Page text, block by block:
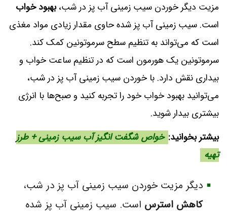
مزیت دیگر خوردن سیب زمینی آب پز در شب،بهبود خواب
است. سیب زمینی آب پز شده حاوی مقدار زیادی مواد مغذی
است که می‌تواند به تنظیم سطح سرموتونین کمک کند.
سرموتونین یک هورمون است که در تنظیم ساعت خواب و
بیداری نقش دارد. با خوردن سیب زمینی آب پز در شب،
می‌توانید بهبود خواب خود را تجربه کنید و صبح‌ها با انرژی
بیشتری بیدار شوید.
بیشتر بخوانید: خواص شگفت انگیز آب سیب زمینی + طرز
تهیه
دیگر مزیت خوردن سیب زمینی آب پز در شب،
کاهش استرس است. سیب زمینی آب پز شده